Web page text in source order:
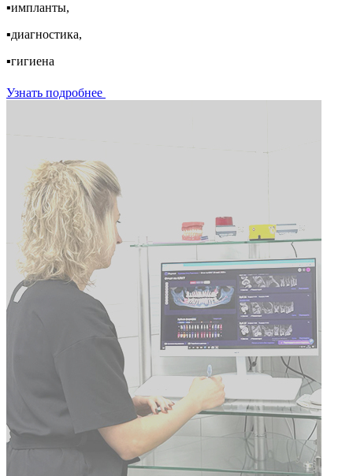
▪️импланты,
▪️диагностика,
▪️гигиена
Узнать подробнее